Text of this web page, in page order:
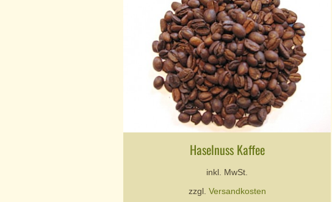
Haselnuss Kaffee
inkl. MwSt.
zzgl. Versandkosten